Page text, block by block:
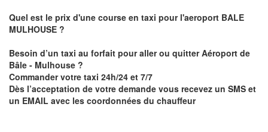
Quel est le prix d'une course en taxi pour l'aeroport BALE
MULHOUSE ?
Besoin d’un taxi au forfait pour aller ou quitter Aéroport de
Bâle - Mulhouse ?
Commander votre taxi 24h/24 et 7/7
Dès l’acceptation de votre demande vous recevez un SMS et
un EMAIL avec les coordonnées du chauffeur